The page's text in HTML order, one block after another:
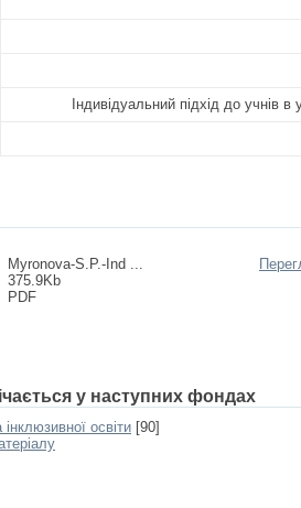
Індивідуальний підхід до учнів
Myronova-S.P.-Ind ...
375.9Kb
PDF
у наступних фондах
освіти [90]